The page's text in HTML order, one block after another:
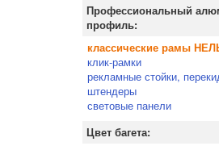
Профессиональный
профиль:
классические рамы
клик-рамки
рекламные стойки,
штендеры
световые панели
Цвет багета: